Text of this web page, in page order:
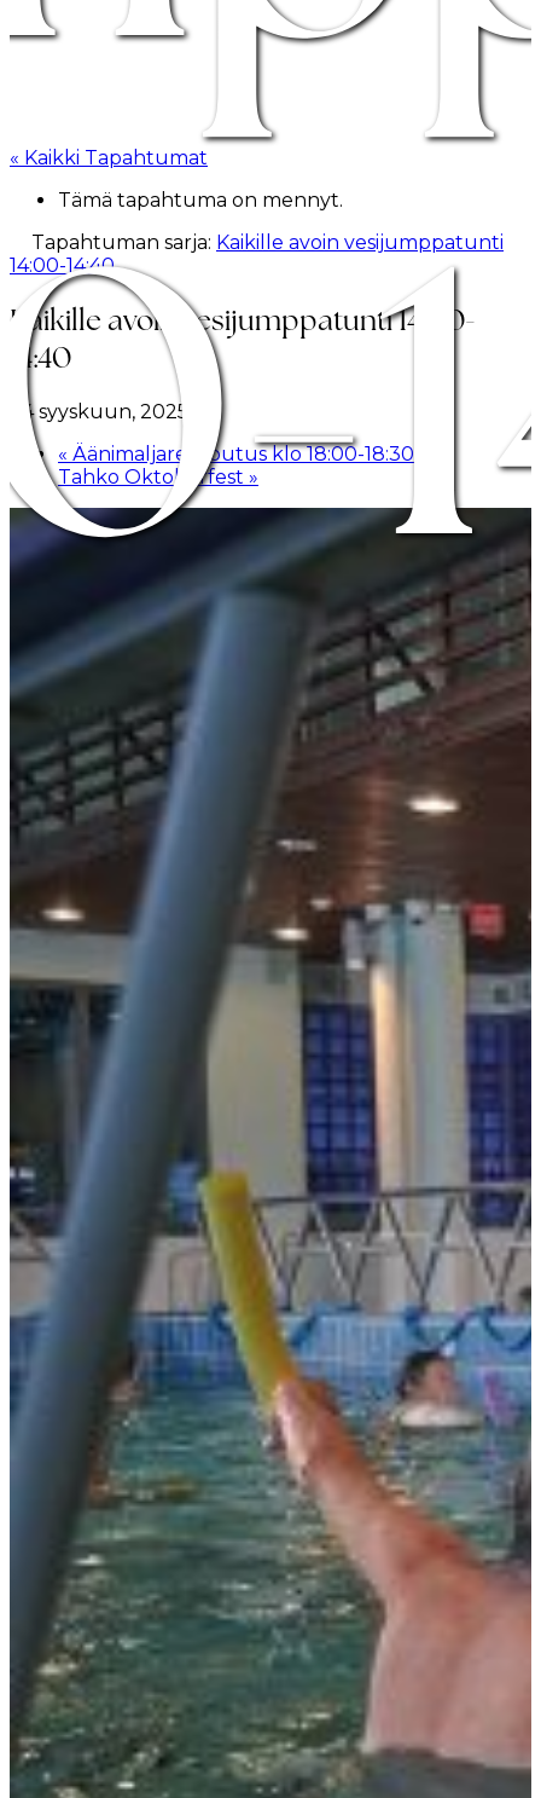
« Kaikki Tapahtumat
Tämä tapahtuma on mennyt.
Tapahtuman sarja: Kaikille avoin vesijumppatunti
14:00-14:40
Kaikille avoin vesijumppatunti 14:00-
14:40
24 syyskuun, 2025
« Äänimaljarentoutus klo 18:00-18:30
Tahko Oktoberfest »